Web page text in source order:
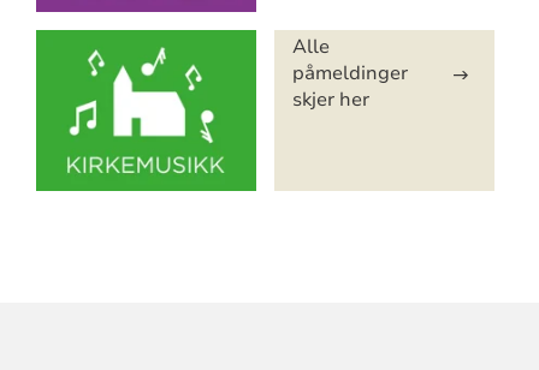
Alle
påmeldinger
skjer her